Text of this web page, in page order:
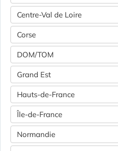
Centre-Val de Loire
Corse
DOM/TOM
Grand Est
Hauts-de-France
Île-de-France
Normandie